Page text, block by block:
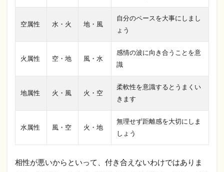
空属性 水・火 地・風
自分のペースを大事にしまし
ょう
火属性 空・地 風・水
感情の波に向き合うことを意
識
地属性 火・風 火・空
柔軟性を意識するとうまくい
きます
水属性 風・空 火・地
無理せず距離感を大切にしま
しょう
相性が悪いからといって、付き合えないわけではありま